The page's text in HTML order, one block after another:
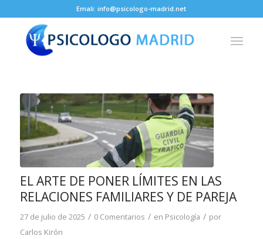
Emali: info@psicologo-madrid.net
EL ARTE DE PONER LÍMITES EN LAS
RELACIONES FAMILIARES Y DE PAREJA
27 de julio de 2025 / 0 Comentarios / en Psicología / por
Carlos Kirón